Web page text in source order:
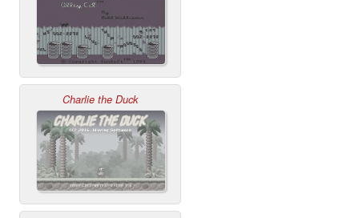
Charlie the Duck